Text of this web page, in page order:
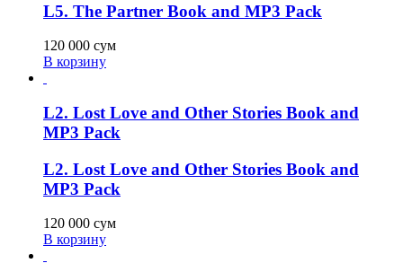
L5. The Partner Book and MP3 Pack
120 000 сум
В корзину
L2. Lost Love and Other Stories Book and
MP3 Pack
L2. Lost Love and Other Stories Book and
MP3 Pack
120 000 сум
В корзину